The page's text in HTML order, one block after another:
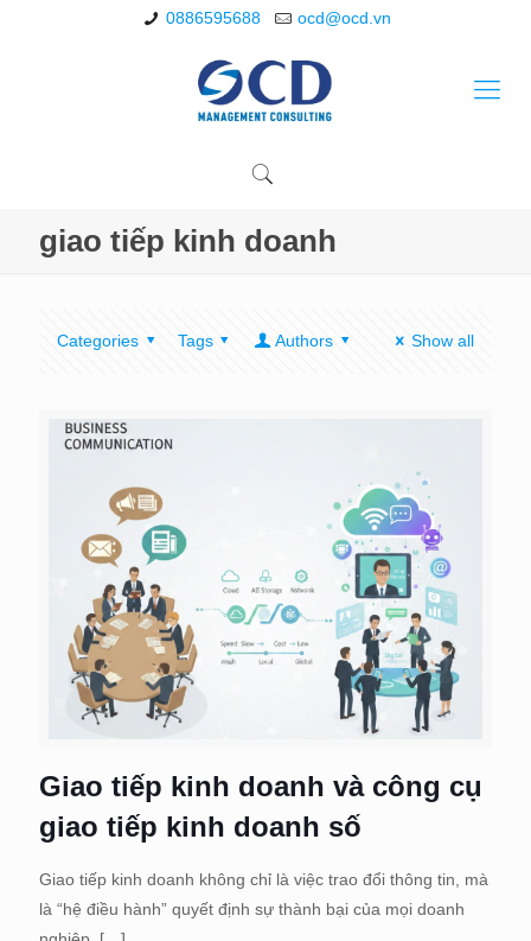
0886595688 ocd@ocd.vn
giao tiếp kinh doanh
Categories Tags Authors Show all
Giao tiếp kinh doanh và công cụ
giao tiếp kinh doanh số
Giao tiếp kinh doanh không chỉ là việc trao đổi thông tin, mà
là “hệ điều hành” quyết định sự thành bại của mọi doanh